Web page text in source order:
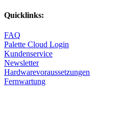
Quicklinks:
FAQ
Palette Cloud Login
Kundenservice
Newsletter
Hardwarevoraussetzungen
Fernwartung